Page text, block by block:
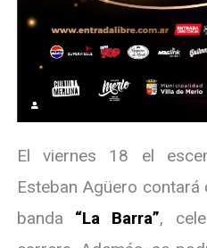
El viernes 18 el
Esteban Agüero
banda “La Barra”,